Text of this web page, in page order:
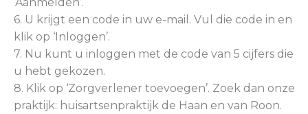
6. U krijgt een code in uw e-mail. Vul die code in en
klik op ‘Inloggen’.
7. Nu kunt u inloggen met de code van 5 cijfers die
u hebt gekozen.
8. Klik op ‘Zorgverlener toevoegen’. Zoek dan onze
praktijk: huisartsenpraktijk de Haan en van Roon.